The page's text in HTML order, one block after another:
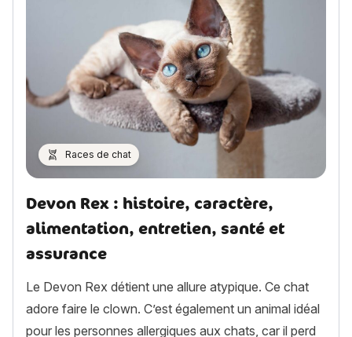
Races de chat
Devon Rex : histoire, caractère,
alimentation, entretien, santé et
assurance
Le Devon Rex détient une allure atypique. Ce chat
adore faire le clown. C’est également un animal idéal
pour les personnes allergiques aux chats, car il perd